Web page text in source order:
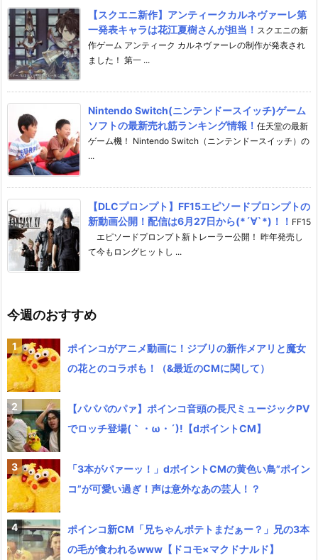
【スクエニ新作】アンティークカルネヴァーレ第
一発表キャラは花江夏樹さんが担当！ スクエニの新
作ゲーム アンティーク カルネヴァーレの制作が発表され
ました！ 第一 ...
Nintendo Switch(ニンテンドースイッチ)ゲーム
ソフトの最新売れ筋ランキング情報！ 任天堂の最新
ゲーム機！ Nintendo Switch（ニンテンドースイッチ）の
...
【DLCプロンプト】FF15エピソードプロンプトの
新動画公開！配信は6月27日から(*´∀`*)！！ FF15
エピソードプロンプト新トレーラー公開！ 昨年発売し
て今もロングヒットし ...
今週のおすすめ
ポインコがアニメ動画に！ジブリの新作メアリと魔女
の花とのコラボも！（&最近のCMに関して）
【パパパのパァ】ポインコ音頭の長尺ミュージックPV
でロッチ登場(｀・ω・´)!【dポイントCM】
「3本がパァーッ！」dポイントCMの黄色い鳥”ポイン
コ”が可愛い過ぎ！声は意外なあの芸人！？
ポインコ新CM「兄ちゃんポテトまだぁー？」兄の3本
の毛が食われるwww【ドコモ×マクドナルド】